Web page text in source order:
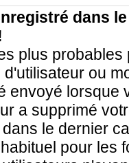
dans
plus
d'utilisateur ou
envoyé lorsque
a supprimé
le dernier
pour les